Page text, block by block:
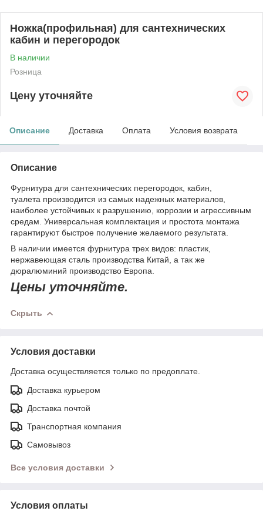
Ножка(профильная) для сантехнических
кабин и перегородок
В наличии
Розница
Цену уточняйте
Описание Доставка Оплата Условия возврата
Описание
Фурнитура для сантехнических перегородок, кабин,
туалета производится из самых надежных материалов,
наиболее устойчивых к разрушению, коррозии и агрессивным
средам. Универсальная комплектация и простота монтажа
гарантируют быстрое получение желаемого результата.
В наличии имеется фурнитура трех видов: пластик,
нержавеющая сталь производства Китай, а так же
дюралюминий производство Европа.
Цены уточняйте.
Скрыть
Условия доставки
Доставка осуществляется только по предоплате.
Доставка курьером
Доставка почтой
Транспортная компания
Самовывоз
Все условия доставки
Условия оплаты